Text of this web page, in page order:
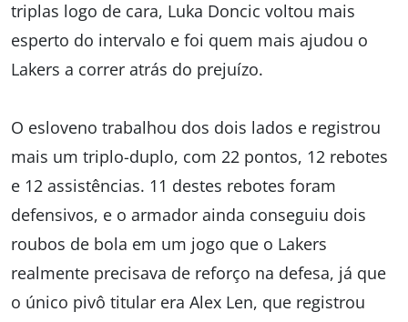
triplas logo de cara, Luka Doncic voltou mais
esperto do intervalo e foi quem mais ajudou o
Lakers a correr atrás do prejuízo.
O esloveno trabalhou dos dois lados e registrou
mais um triplo-duplo, com 22 pontos, 12 rebotes
e 12 assistências. 11 destes rebotes foram
defensivos, e o armador ainda conseguiu dois
roubos de bola em um jogo que o Lakers
realmente precisava de reforço na defesa, já que
o único pivô titular era Alex Len, que registrou